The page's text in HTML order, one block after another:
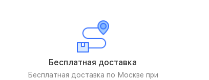
Бесплатная доставка
Бесплатная доставка по Москве при